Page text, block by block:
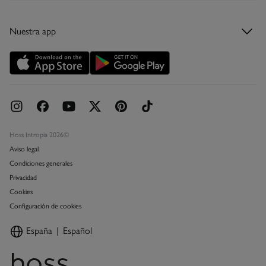
Tarjeta abono
Concursos y sorteos
Nuestra app
Hoss Intropia 2026©
Aviso legal
Condiciones generales
Privacidad
Cookies
Configuración de cookies
España Español